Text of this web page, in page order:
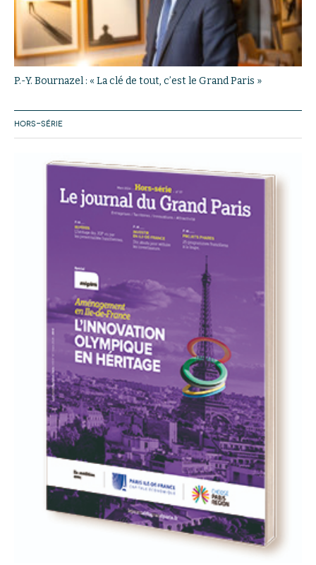
P.-Y. Bournazel : « La clé de tout, c’est le Grand Paris »
HORS-SÉRIE